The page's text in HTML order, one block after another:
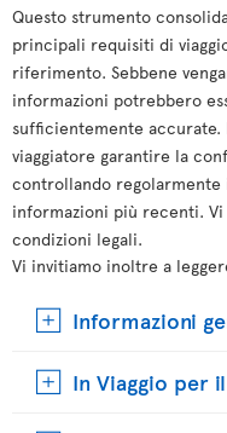
Questo strumento
principali requisiti di
riferimento. Sebbene
informazioni potrebbero
sufficientemente
viaggiatore garantire la
controllando
informazioni più recenti.
condizioni legali.
Vi invitiamo inoltre a
Informazioni
In Viaggio per